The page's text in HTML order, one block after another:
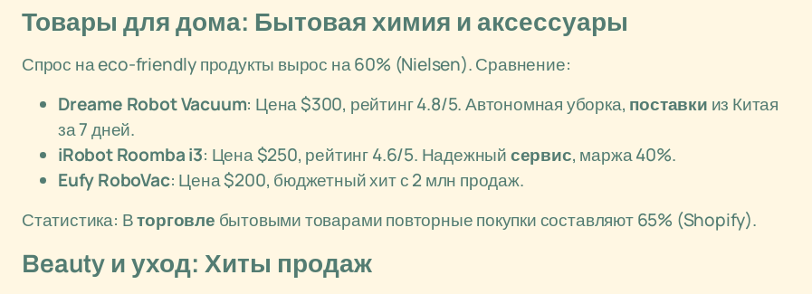
Товары для дома: Бытовая химия и аксессуары
Спрос на eco-friendly продукты вырос на 60% (Nielsen). Сравнение:
Dreame Robot Vacuum: Цена $300, рейтинг 4.8/5. Автономная уборка, поставки из Китая
за 7 дней.
iRobot Roomba i3: Цена $250, рейтинг 4.6/5. Надежныйсервис, маржа 40%.
Eufy RoboVac: Цена $200, бюджетный хит с 2 млн продаж.
Статистика: Вторговле бытовыми товарами повторные покупки составляют 65% (Shopify).
Beauty и уход: Хиты продаж